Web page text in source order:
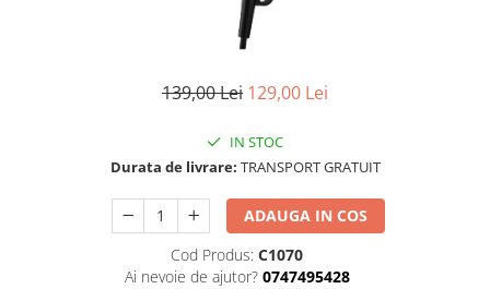
139,00 Lei 129,00 Lei
IN STOC
Durata de livrare: TRANSPORT GRATUIT
ADAUGA IN COS
Cod Produs: C1070
Ai nevoie de ajutor? 0747495428